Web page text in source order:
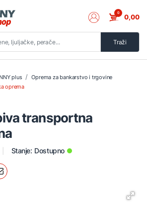
Traži
0 0,00
plus
Oprema za bankarstvo i trgovine
oprema
transportna
Stanje: Dostupno